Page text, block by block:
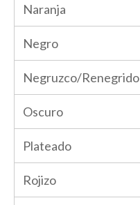
Naranja
Negro
Negruzco/Renegrido
Oscuro
Plateado
Rojizo